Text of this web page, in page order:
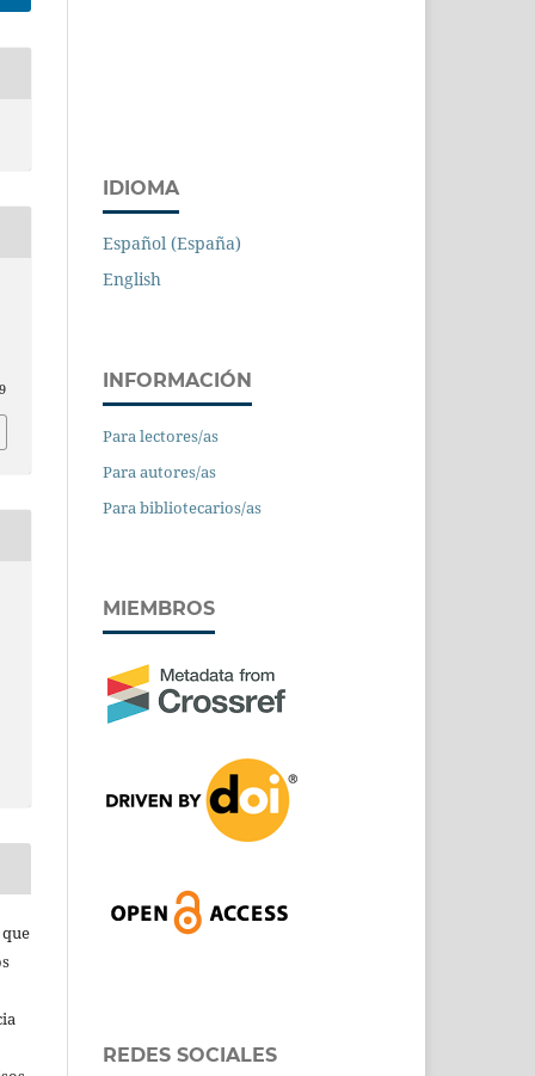
IDIOMA
Español (España)
English
INFORMACIÓN
Para lectores/as
Para autores/as
Para bibliotecarios/as
MIEMBROS
REDES SOCIALES